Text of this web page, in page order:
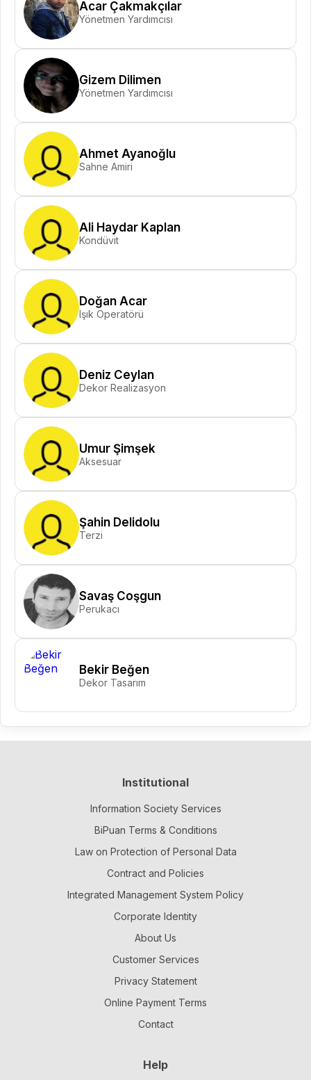
Acar Çakmakçılar
Yönetmen Yardımcısı
Gizem Dilimen
Yönetmen Yardımcısı
Ahmet Ayanoğlu
Sahne Amiri
Ali Haydar Kaplan
Kondüvit
Doğan Acar
Işık Operatörü
Deniz Ceylan
Dekor Realizasyon
Umur Şimşek
Aksesuar
Şahin Delidolu
Terzi
Savaş Coşgun
Perukacı
Bekir Beğen
Dekor Tasarım
Institutional
Information Society Services
BiPuan Terms & Conditions
Law on Protection of Personal Data
Contract and Policies
Integrated Management System Policy
Corporate Identity
About Us
Customer Services
Privacy Statement
Online Payment Terms
Contact
Help